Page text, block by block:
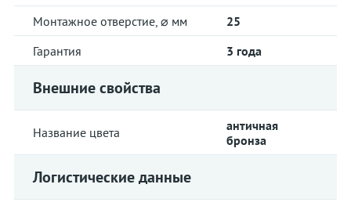
Монтажное отверстие, ⌀ мм
25
Гарантия
3 года
Внешние свойства
Название цвета
античная
бронза
Логистические данные